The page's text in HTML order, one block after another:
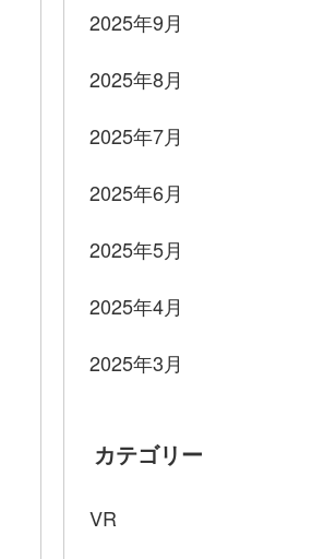
2025年9月
2025年8月
2025年7月
2025年6月
2025年5月
2025年4月
2025年3月
カテゴリー
VR